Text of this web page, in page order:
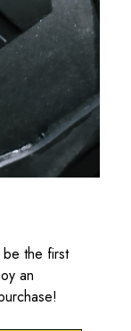
the first
an